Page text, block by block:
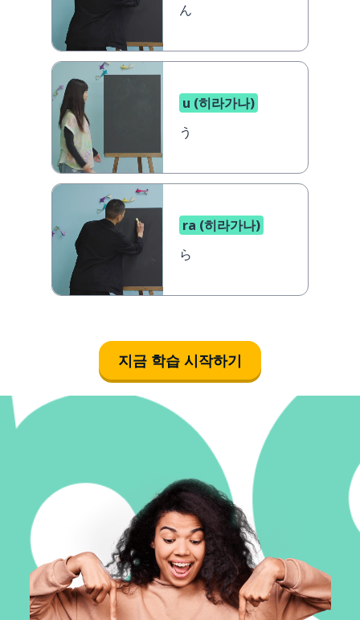
ん
u (히라가나)
う
ra (히라가나)
ら
지금 학습 시작하기